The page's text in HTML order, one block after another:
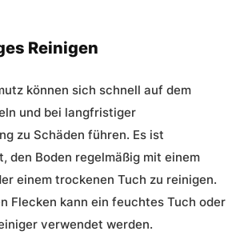
Reinigen
können sich schnell auf dem
und bei langfristiger
zu Schäden führen. Es ist
den Boden regelmäßig mit einem
einem trockenen Tuch zu reinigen.
Flecken kann ein feuchtes Tuch oder
verwendet werden.